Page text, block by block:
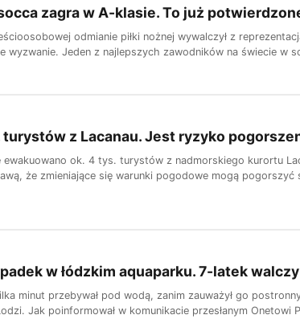
zagra w A-klasie. To już
odmianie piłki nożnej wywalczył z
wyzwanie. Jeden z najlepszych zawodników na świecie w
turystów z Lacanau. Jest ryzyko
ewakuowano ok. 4 tys. turystów z nadmorskiego kurortu
że zmieniające się warunki pogodowe mogą pogorszyć
w łódzkim aquaparku. 7-latek
minut przebywał pod wodą, zanim zauważył go
Jak poinformował w komunikacie przesłanym Onetowi